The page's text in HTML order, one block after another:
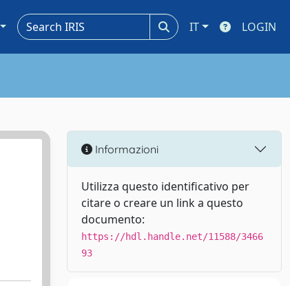
IT LOGIN
Informazioni
Utilizza questo identificativo per
citare o creare un link a questo
documento:
https://hdl.handle.net/11588/3466
93